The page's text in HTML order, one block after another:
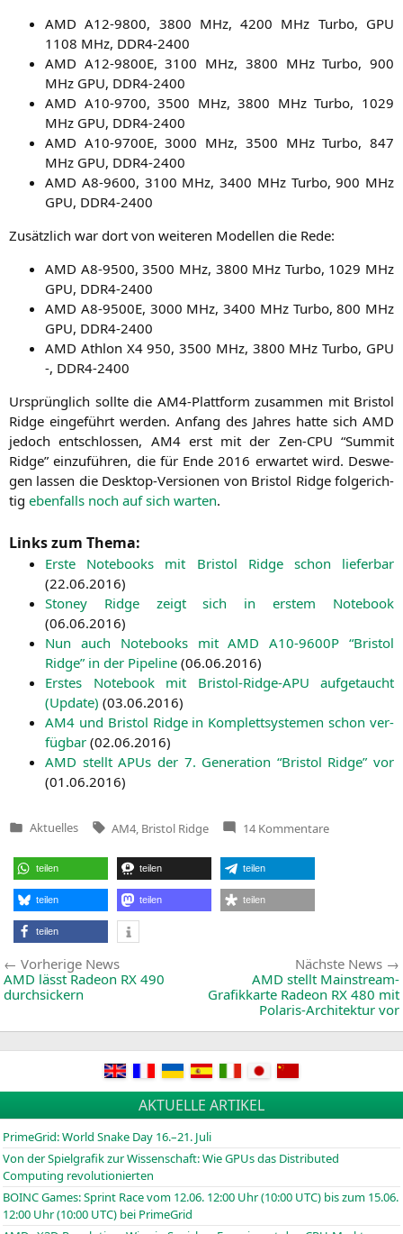
AMD A12-9800, 3800 MHz, 4200 MHz Tur­bo, GPU
1108 MHz, DDR4-2400
AMD A12-9800E, 3100 MHz, 3800 MHz Tur­bo, 900
MHz GPU, DDR4-2400
AMD A10-9700, 3500 MHz, 3800 MHz Tur­bo, 1029
MHz GPU, DDR4-2400
AMD A10-9700E, 3000 MHz, 3500 MHz Tur­bo, 847
MHz GPU, DDR4-2400
AMD A8-9600, 3100 MHz, 3400 MHz Tur­bo, 900 MHz
GPU, DDR4-2400
Zusätz­lich war dort von wei­te­ren Model­len die Rede:
AMD A8-9500, 3500 MHz, 3800 MHz Tur­bo, 1029 MHz
GPU, DDR4-2400
AMD A8-9500E, 3000 MHz, 3400 MHz Tur­bo, 800 MHz
GPU, DDR4-2400
AMD Ath­lon X4950, 3500 MHz, 3800 MHz Tur­bo, GPU
-, DDR4-2400
Ursprüng­lich soll­te die AM4-Platt­form zusam­men mit Bris­tol
Ridge ein­ge­führt wer­den. Anfang des Jah­res hat­te sich AMD
jedoch ent­schlos­sen, AM4erst mit der Zen-CPU “Sum­mit
Ridge” ein­zu­füh­ren, die für Ende 2016 erwar­tet wird. Des­we­
gen las­sen die Desk­top-Ver­sio­nen von Bris­tol Ridge fol­ge­rich­
tig eben­falls noch auf sich war­ten.
Links zum Thema:
Ers­te Note­books mit Bris­tol Ridge schon lie­fer­bar
(22.06.2016)
Stoney Ridge zeigt sich in ers­tem Note­book
(06.06.2016)
Nun auch Note­books mitAMD A10-9600P “Bris­tol
Ridge” in der Pipe­line (06.06.2016)
Ers­tes Note­book mit Bris­tol-Ridge-APU auf­ge­taucht
(Update) (03.06.2016)
AM4 und Bris­tol Ridge in Kom­plett­sys­te­men schon ver­
füg­bar (02.06.2016)
AMD stellt APUs der 7. Gene­ra­ti­on “Bris­tol Ridge” vor
(01.06.2016)
Veröffentlicht
Aktuelles Tags:
AM4 Bristol Ridge 14 Kommentarezu
AMD
teilen teilen teilen
teilen teilen teilen
teilen
Beitragsnavigation
Vorherige NewsVorherige
News:
AMD lässt Radeon RX 490
durchsickern
Nächste News
AMD stellt Mainstream-
Grafikkarte Radeon RX 480 mit
Polaris-Architektur vor
AKTUELLE ARTIKEL
PrimeGrid: World Snake Day 16.–21. Juli
Von der Spielgrafik zur Wissenschaft: Wie GPUs das Distributed
Computing revolutionierten
BOINCGames: Sprint Race vom 12.06. 12:00 Uhr (10:00 UTC) bis zum 15.06.
12:00 Uhr (10:00 UTC) bei PrimeGrid